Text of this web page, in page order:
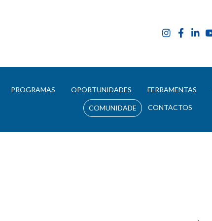
PROGRAMAS OPORTUNIDADES FERRAMENTAS
COMUNIDADE CONTACTOS